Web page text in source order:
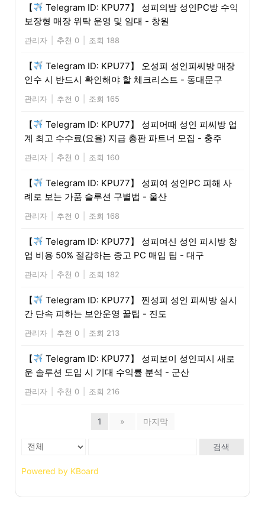
【
Telegram ID: KPU77】 성피의밤 성인PC방 수익
보장형 매장 위탁 운영 및 임대 - 창원
관리자 추천 0 조회 188
【
Telegram ID: KPU77】 오성피 성인피씨방 매장
인수 시 반드시 확인해야 할 체크리스트 - 동대문구
관리자 추천 0 조회 165
【
Telegram ID: KPU77】 성피어때 성인 피씨방 업
계 최고 수수료(요율) 지급 총판 파트너 모집 - 충주
관리자 추천 0 조회 160
【
Telegram ID: KPU77】 성피여 성인PC 피해 사
례로 보는 가품 솔루션 구별법 - 울산
관리자 추천 0 조회 168
【
Telegram ID: KPU77】 성피여신 성인 피시방 창
업 비용 50% 절감하는 중고 PC 매입 팁 - 대구
관리자 추천 0 조회 182
【
Telegram ID: KPU77】 찐성피 성인 피씨방 실시
간 단속 피하는 보안운영 꿀팁 - 진도
관리자 추천 0 조회 213
【
Telegram ID: KPU77】 성피보이 성인피시 새로
운 솔루션 도입 시 기대 수익률 분석 - 군산
관리자 추천 0 조회 216
1 » 마지막
검색
Powered by KBoard